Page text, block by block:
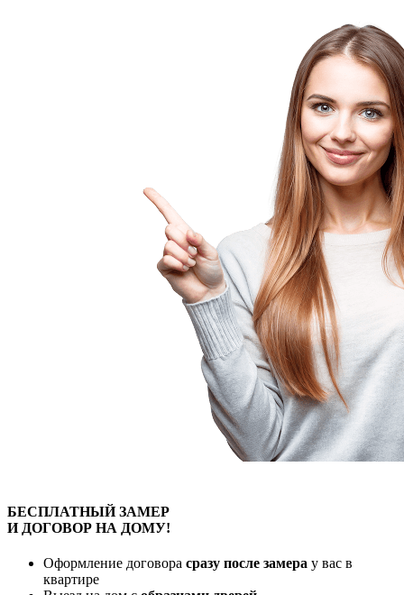
БЕСПЛАТНЫЙЗАМЕР
И ДОГОВОР НА ДОМУ!
Оформление договора сразу после замера у вас в
квартире